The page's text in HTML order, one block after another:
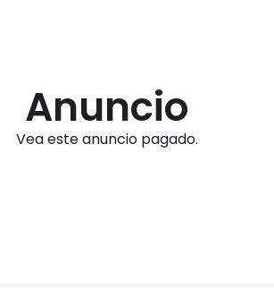
Anuncio
Vea este anuncio pagado.